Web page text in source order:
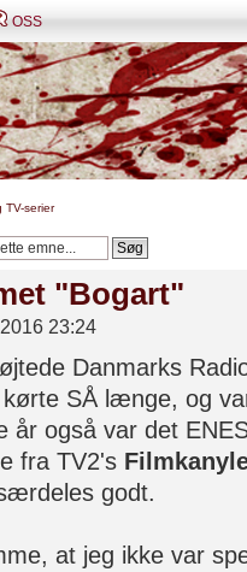
OSS
TV-serier
"Bogart"
23:24
Danmarks
SÅ længe, og
år også var det
fra TV2's
godt.
at jeg ikke var